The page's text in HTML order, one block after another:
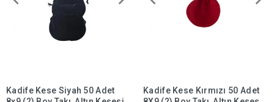
Kadife Kese Siyah 50 Adet
Kadife Kese Kırmızı 50 Adet